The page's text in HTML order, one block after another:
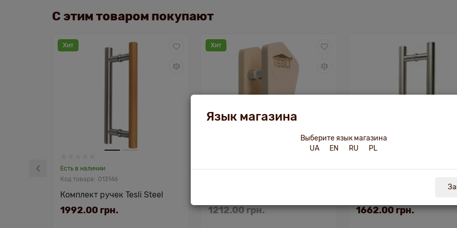
Язык магазина
Выберите язык магазина
UA
EN RU PL
С этим товаром покупают
Хит
Есть в наличии
013146
Комплект ручек Tesli Steel
1992.00 грн.
Хит
Нет в наличии
1212.00 грн.
Есть в наличии
1662.00 грн.